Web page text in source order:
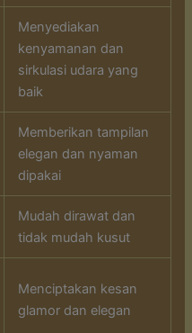
Menyediakan
kenyamanan dan
sirkulasi udara yang
baik
Memberikan tampilan
elegan dan nyaman
dipakai
Mudah dirawat dan
tidak mudah kusut
Menciptakan kesan
glamor dan elegan